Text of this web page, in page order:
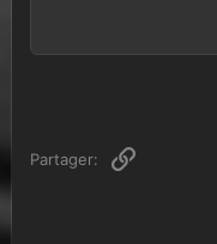
Partager: Lien